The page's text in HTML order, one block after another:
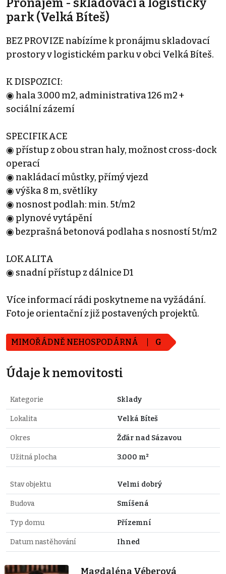
Pronájem - skladovací a logistický
park (Velká Bíteš)
BEZ PROVIZE nabízíme k pronájmu skladovací
prostory v logistickém parku v obci Velká Bíteš.
K DISPOZICI:
◉ hala 3.000 m2, administrativa 126 m2 +
sociální zázemí
SPECIFIKACE
◉ přístup z obou stran haly, možnost cross-dock
operací
◉ nakládací můstky, přímý vjezd
◉ výška 8 m, světlíky
◉ nosnost podlah: min. 5t/m2
◉ plynové vytápění
◉ bezprašná betonová podlaha s nosností 5t/m2
LOKALITA
◉ snadní přístup z dálnice D1
Více informací rádi poskytneme na vyžádání.
Foto je orientační z již postavených projektů.
MIMOŘÁDNĚ NEHOSPODÁRNÁ G
Údaje k nemovitosti
Kategorie Sklady
Lokalita Velká Bíteš
Okres Žďár nad Sázavou
Užitná plocha 3.000 m²
Stav objektu Velmi dobrý
Budova Smíšená
Typ domu Přízemní
Datum nastěhování Ihned
Magdaléna Véberová